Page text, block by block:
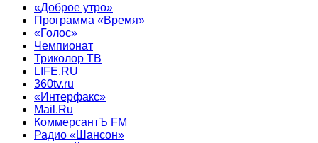
«Доброе утро»
Программа «Время»
«Голос»
Чемпионат
Триколор ТВ
LIFE.RU
360tv.ru
«Интерфакс»
Mail.Ru
КоммерсантЪ FM
Радио «Шансон»